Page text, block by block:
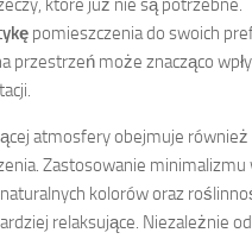
które już nie są potrzebne.
pomieszczenia do swoich
przestrzeń może znacząco
atmosfery obejmuje również
Zastosowanie minimalizmu
kolorów oraz
relaksujące. Niezależnie